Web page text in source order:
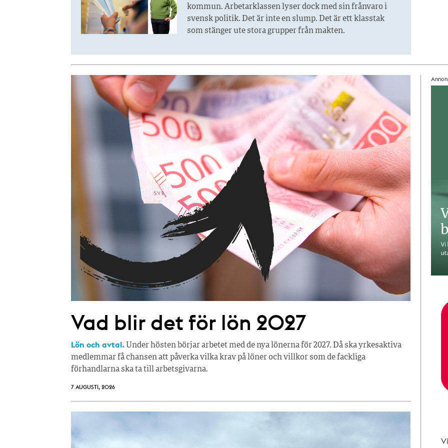
kommun. Arbetarklassen lyser dock med sin frånvaro i
svensk politik. Det är inte en slump. Det är ett klasstak
som stänger ute stora grupper från makt­en.
Vad blir det för lön 2027
Lön och avtal. Under hösten börjar arbetet med de nya lönerna för 2027. Då ska yrkesaktiva
medlemmar få chansen att påverka vilka krav på löner och villkor som de fackliga
förhandlarna ska ta till arbetsgivarna.
7 AUGUSTI, 2026